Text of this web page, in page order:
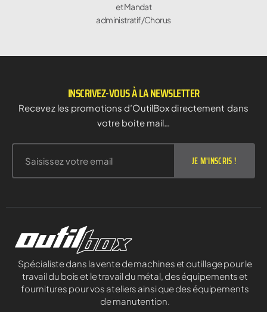
et Mandat
administratif/Chorus
INSCRIVEZ-VOUS À LA NEWSLETTER
Recevez les promotions d’OutilBox directement dans
votre boite mail…
JE M'INSCRIS !
Spécialiste dans la vente de machines et outillage pour le
travail du bois et le travail du métal, des équipements et
fournitures pour vos ateliers ainsi que des équipements
de manutention.